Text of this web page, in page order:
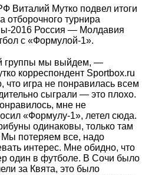
Виталий Мутко подвел итоги
отборочного турнира
2016 Россия — Молдавия
с «Формулой-1».
группы мы выйдем, —
корреспондент Sportbox.ru
что игра не понравилась всем
сыграли — это плохо.
мне не
«Формулу-1», летел сюда.
одинаковы, только там
Мы потеряем все, надо
интерес. Мне обидно, что
один в футболе. В Сочи было
за Квята, это было